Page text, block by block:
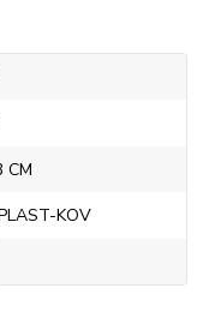
CM
KOV